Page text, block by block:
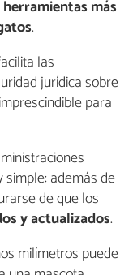
más
.
las
jurídica sobre
para
además de
de que los
y actualizados.
milímetros puede